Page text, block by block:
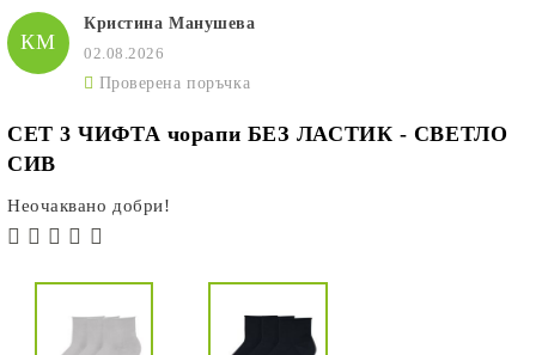
КМ
Кристина Манушева
02.08.2026
Проверена поръчка
СЕТ 3 ЧИФТА чорапи БЕЗ ЛАСТИК - СВЕТЛО
СИВ
Неочаквано добри!